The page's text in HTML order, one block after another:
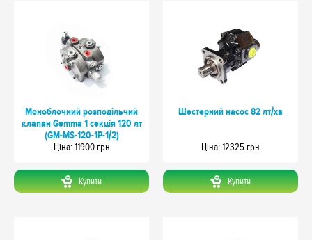
Моноблочний розподільчий
клапан Gemma 1 секція 120 лт
(GM-MS-120-1P-1/2)
Цiна: 11900 грн
Купити
Шестерний насос 82 лт/хв
Цiна: 12325 грн
Купити